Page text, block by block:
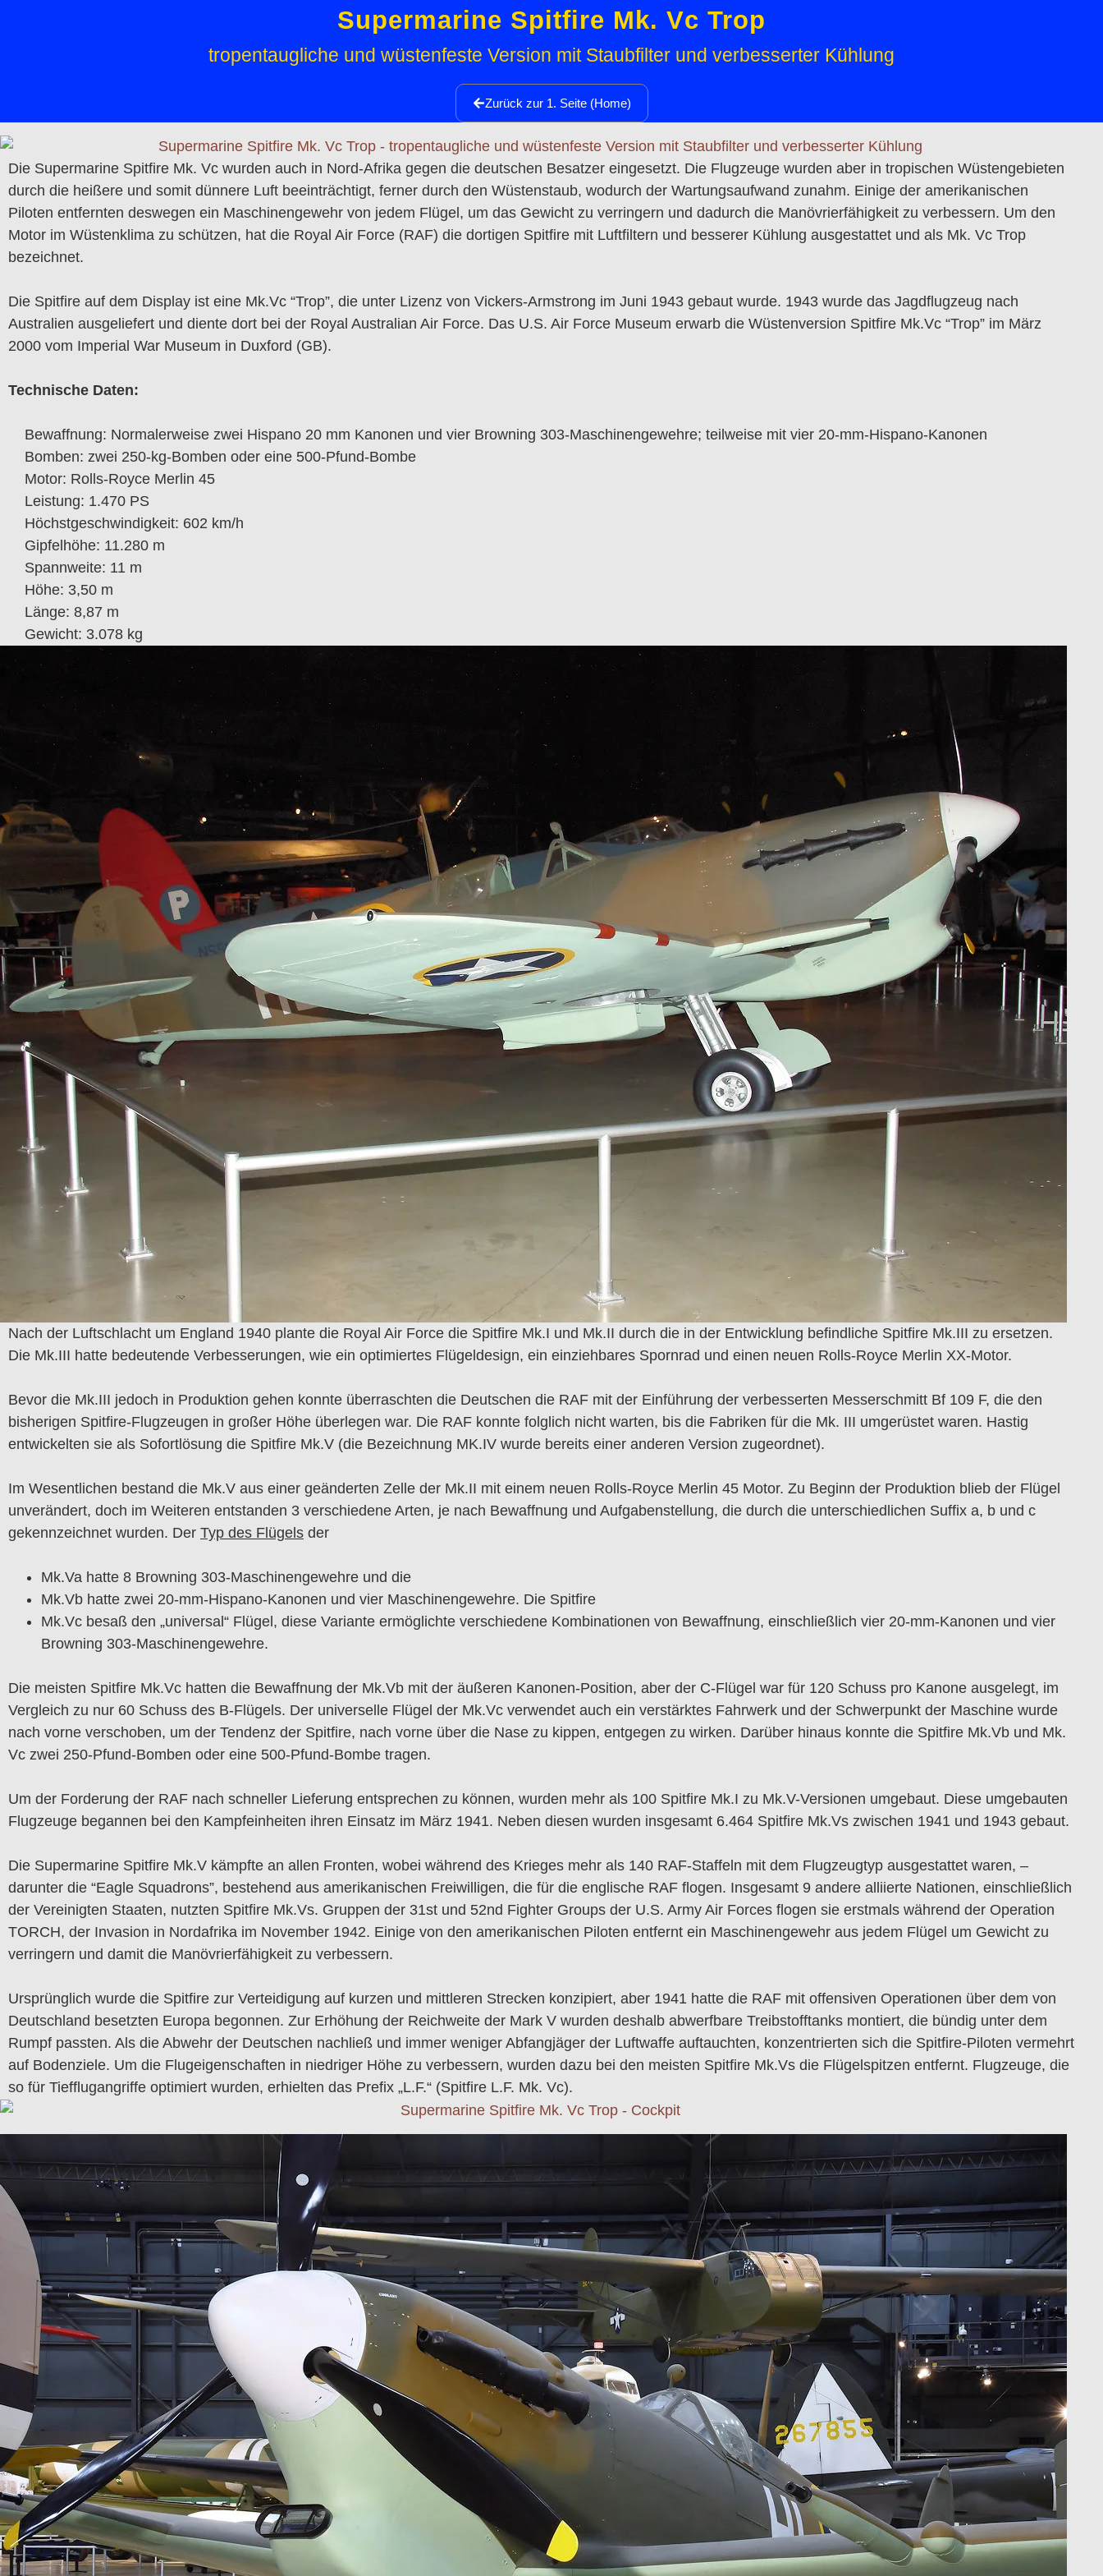
Supermarine Spitfire Mk. Vc Trop
tropentaugliche und wüstenfeste Version mit Staubfilter und verbesserter Kühlung
Zurück zur 1. Seite (Home)
Die Supermarine Spitfire Mk. Vc wurden auch in Nord-Afrika gegen die deutschen Besatzer eingesetzt. Die Flugzeuge wurden aber in tropischen Wüstengebieten
durch die heißere und somit dünnere Luft beeinträchtigt, ferner durch den Wüstenstaub, wodurch der Wartungsaufwand zunahm. Einige der amerikanischen
Piloten entfernten deswegen ein Maschinengewehr von jedem Flügel, um das Gewicht zu verringern und dadurch die Manövrierfähigkeit zu verbessern. Um den
Motor im Wüstenklima zu schützen, hat die Royal Air Force (RAF) die dortigen Spitfire mit Luftfiltern und besserer Kühlung ausgestattet und als Mk. Vc Trop
bezeichnet.
Die Spitfire auf dem Display ist eine Mk.Vc “Trop”, die unter Lizenz von Vickers-Armstrong im Juni 1943 gebaut wurde. 1943 wurde das Jagdflugzeug nach
Australien ausgeliefert und diente dort bei der Royal Australian Air Force. Das U.S. Air Force Museum erwarb die Wüstenversion Spitfire Mk.Vc “Trop” im März
2000 vom Imperial War Museum in Duxford (GB).
Technische Daten:
Bewaffnung: Normalerweise zwei Hispano 20 mm Kanonen und vier Browning 303-Maschinengewehre; teilweise mit vier 20-mm-Hispano-Kanonen
Bomben: zwei 250-kg-Bomben oder eine 500-Pfund-Bombe
Motor: Rolls-Royce Merlin 45
Leistung: 1.470 PS
Höchstgeschwindigkeit: 602 km/h
Gipfelhöhe: 11.280 m
Spannweite: 11 m
Höhe: 3,50 m
Länge: 8,87 m
Gewicht: 3.078 kg
Nach der Luftschlacht um England 1940 plante die Royal Air Force die Spitfire Mk.I und Mk.II durch die in der Entwicklung befindliche Spitfire Mk.III zu ersetzen.
Die Mk.III hatte bedeutende Verbesserungen, wie ein optimiertes Flügeldesign, ein einziehbares Spornrad und einen neuen Rolls-Royce Merlin XX-Motor.
Bevor die Mk.III jedoch in Produktion gehen konnte überraschten die Deutschen die RAF mit der Einführung der verbesserten Messerschmitt Bf 109 F, die den
bisherigen Spitfire-Flugzeugen in großer Höhe überlegen war. Die RAF konnte folglich nicht warten, bis die Fabriken für die Mk. III umgerüstet waren. Hastig
entwickelten sie als Sofortlösung die Spitfire Mk.V (die Bezeichnung MK.IV wurde bereits einer anderen Version zugeordnet).
Im Wesentlichen bestand die Mk.V aus einer geänderten Zelle der Mk.II mit einem neuen Rolls-Royce Merlin 45 Motor. Zu Beginn der Produktion blieb der Flügel
unverändert, doch im Weiteren entstanden 3 verschiedene Arten, je nach Bewaffnung und Aufgabenstellung, die durch die unterschiedlichen Suffix a, b und c
gekennzeichnet wurden. Der Typ des Flügels der
Mk.Va hatte 8 Browning 303-Maschinengewehre und die
Mk.Vb hatte zwei 20-mm-Hispano-Kanonen und vier Maschinengewehre. Die Spitfire
Mk.Vc besaß den „universal“ Flügel, diese Variante ermöglichte verschiedene Kombinationen von Bewaffnung, einschließlich vier 20-mm-Kanonen und vier
Browning 303-Maschinengewehre.
Die meisten Spitfire Mk.Vc hatten die Bewaffnung der Mk.Vb mit der äußeren Kanonen-Position, aber der C-Flügel war für 120 Schuss pro Kanone ausgelegt, im
Vergleich zu nur 60 Schuss des B-Flügels. Der universelle Flügel der Mk.Vc verwendet auch ein verstärktes Fahrwerk und der Schwerpunkt der Maschine wurde
nach vorne verschoben, um der Tendenz der Spitfire, nach vorne über die Nase zu kippen, entgegen zu wirken. Darüber hinaus konnte die Spitfire Mk.Vb und Mk.
Vc zwei 250-Pfund-Bomben oder eine 500-Pfund-Bombe tragen.
Um der Forderung der RAF nach schneller Lieferung entsprechen zu können, wurden mehr als 100 Spitfire Mk.I zu Mk.V-Versionen umgebaut. Diese umgebauten
Flugzeuge begannen bei den Kampfeinheiten ihren Einsatz im März 1941. Neben diesen wurden insgesamt 6.464 Spitfire Mk.Vs zwischen 1941 und 1943 gebaut.
Die Supermarine Spitfire Mk.V kämpfte an allen Fronten, wobei während des Krieges mehr als 140 RAF-Staffeln mit dem Flugzeugtyp ausgestattet waren, –
darunter die “Eagle Squadrons”, bestehend aus amerikanischen Freiwilligen, die für die englische RAF flogen. Insgesamt 9 andere alliierte Nationen, einschließlich
der Vereinigten Staaten, nutzten Spitfire Mk.Vs. Gruppen der 31st und 52nd Fighter Groups der U.S. Army Air Forces flogen sie erstmals während der Operation
TORCH, der Invasion in Nordafrika im November 1942. Einige von den amerikanischen Piloten entfernt ein Maschinengewehr aus jedem Flügel um Gewicht zu
verringern und damit die Manövrierfähigkeit zu verbessern.
Ursprünglich wurde die Spitfire zur Verteidigung auf kurzen und mittleren Strecken konzipiert, aber 1941 hatte die RAF mit offensiven Operationen über dem von
Deutschland besetzten Europa begonnen. Zur Erhöhung der Reichweite der Mark V wurden deshalb abwerfbare Treibstofftanks montiert, die bündig unter dem
Rumpf passten. Als die Abwehr der Deutschen nachließ und immer weniger Abfangjäger der Luftwaffe auftauchten, konzentrierten sich die Spitfire-Piloten vermehrt
auf Bodenziele. Um die Flugeigenschaften in niedriger Höhe zu verbessern, wurden dazu bei den meisten Spitfire Mk.Vs die Flügelspitzen entfernt. Flugzeuge, die
so für Tiefflugangriffe optimiert wurden, erhielten das Prefix „L.F.“ (Spitfire L.F. Mk. Vc).